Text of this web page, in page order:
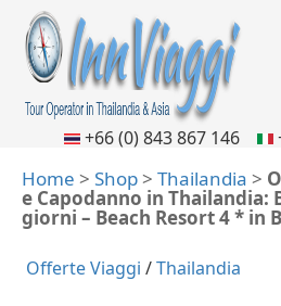
+66 (0) 843 867 146
Home > Shop> Thailandia >
e Capodanno in Thailandia:
giorni – Beach Resort 4 * in
Offerte Viaggi /Thailandia